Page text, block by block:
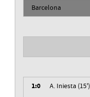
Barcelona
1:0 A. Iniesta (15')